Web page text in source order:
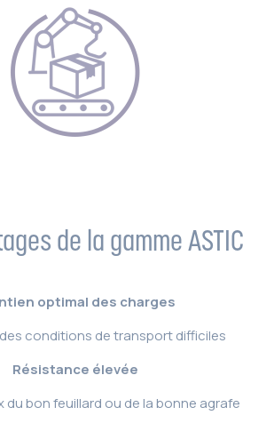
de la gamme ASTIC
optimal des charges
conditions de transport difficiles
Résistance élevée
du bon feuillard ou de la bonne agrafe